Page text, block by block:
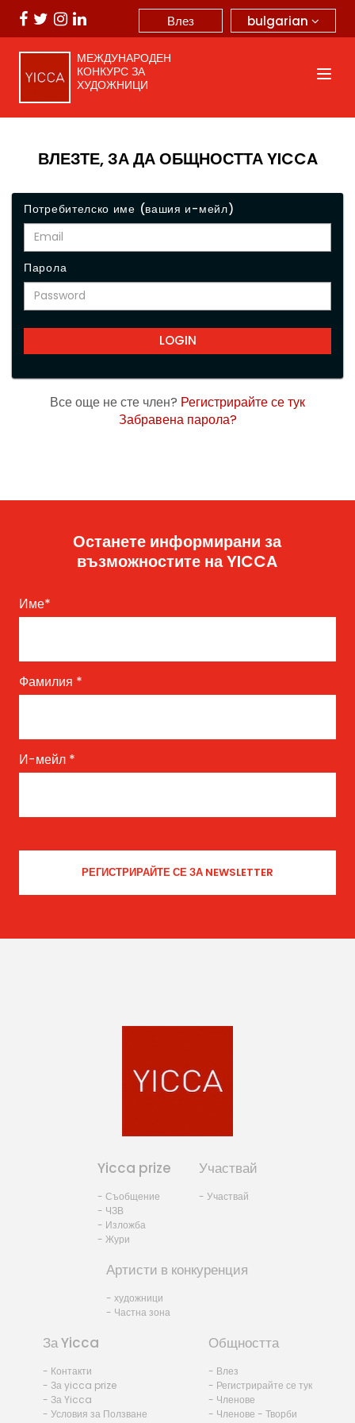
bulgarian
Влез
МЕЖДУНАРОДЕН
КОНКУРС ЗА
ХУДОЖНИЦИ
ВЛЕЗТЕ, ЗА ДА ОБЩНОСТТА YICCA
Потребителско име (вашия и-мейл)
Парола
Все още не сте член? Регистрирайте се тук
Забравена парола?
Останете информирани за
възможностите на YICCA
Име*
Фамилия *
И-мейл *
Yicca prize
- Съобщение
- ЧЗВ
- Изложба
- Жури
Участвай
- Участвай
Артисти в конкуренция
- художници
- Частна зона
За Yicca
- Контакти
- За yicca prize
- За Yicca
- Условия за Ползване
Общността
- Влез
- Регистрирайте се тук
- Членове
- Членове - Творби